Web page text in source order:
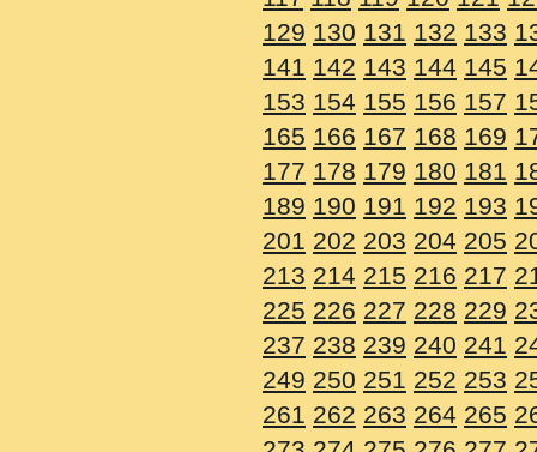
129 130 131 132 133
141 142 143 144 145
153 154 155 156 157
165 166 167 168 169
177 178 179 180 181
189 190 191 192 193
201 202 203 204 205
213 214 215 216 217
225 226 227 228 229
237 238 239 240 241
249 250 251 252 253
261 262 263 264 265